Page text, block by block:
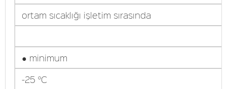
ortam sıcaklığı işletim sırasında
● minimum
-25 °C